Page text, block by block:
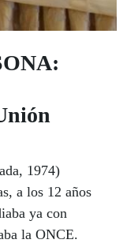
1974)
a los 12 años
ya con
la ONCE.